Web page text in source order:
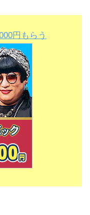
円もらう